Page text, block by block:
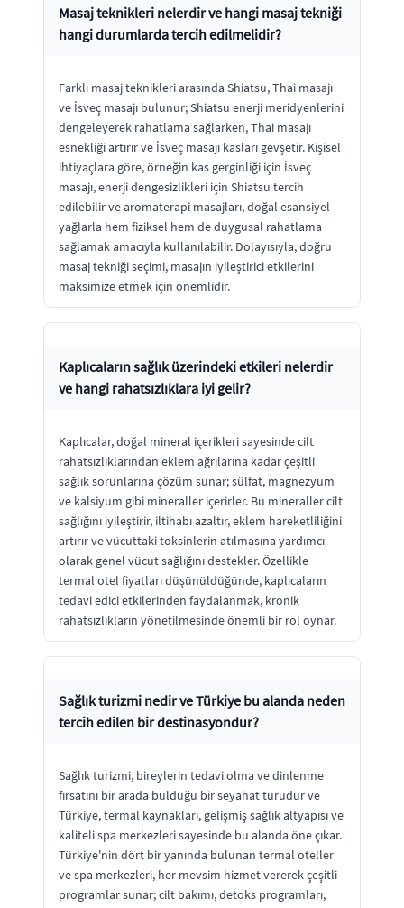
Masaj teknikleri nelerdir ve hangi masaj tekniği
hangi durumlarda tercih edilmelidir?
Farklı masaj teknikleri arasında Shiatsu, Thai masajı
ve İsveç masajı bulunur; Shiatsu enerji meridyenlerini
dengeleyerek rahatlama sağlarken, Thai masajı
esnekliği artırır ve İsveç masajı kasları gevşetir. Kişisel
ihtiyaçlara göre, örneğin kas gerginliği için İsveç
masajı, enerji dengesizlikleri için Shiatsu tercih
edilebilir ve aromaterapi masajları, doğal esansiyel
yağlarla hem fiziksel hem de duygusal rahatlama
sağlamak amacıyla kullanılabilir. Dolayısıyla, doğru
masaj tekniği seçimi, masajın iyileştirici etkilerini
maksimize etmek için önemlidir.
Kaplıcaların sağlık üzerindeki etkileri nelerdir
ve hangi rahatsızlıklara iyi gelir?
Kaplıcalar, doğal mineral içerikleri sayesinde cilt
rahatsızlıklarından eklem ağrılarına kadar çeşitli
sağlık sorunlarına çözüm sunar; sülfat, magnezyum
ve kalsiyum gibi mineraller içerirler. Bu mineraller cilt
sağlığını iyileştirir, iltihabı azaltır, eklem hareketliliğini
artırır ve vücuttaki toksinlerin atılmasına yardımcı
olarak genel vücut sağlığını destekler. Özellikle
termal otel fiyatları düşünüldüğünde, kaplıcaların
tedavi edici etkilerinden faydalanmak, kronik
rahatsızlıkların yönetilmesinde önemli bir rol oynar.
Sağlık turizmi nedir ve Türkiye bu alanda neden
tercih edilen bir destinasyondur?
Sağlık turizmi, bireylerin tedavi olma ve dinlenme
fırsatını bir arada bulduğu bir seyahat türüdür ve
Türkiye, termal kaynakları, gelişmiş sağlık altyapısı ve
kaliteli spa merkezleri sayesinde bu alanda öne çıkar.
Türkiye'nin dört bir yanında bulunan termal oteller
ve spa merkezleri, her mevsim hizmet vererek çeşitli
programlar sunar; cilt bakımı, detoks programları,